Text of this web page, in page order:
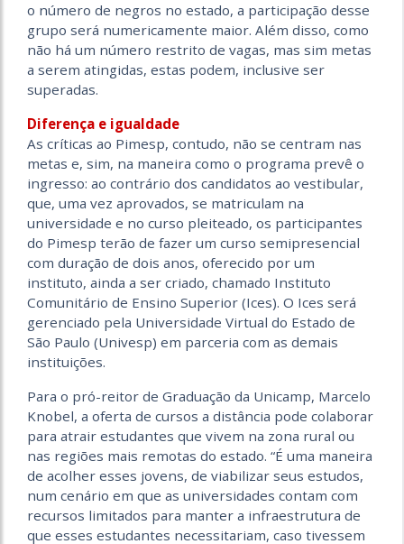
o número de negros no estado, a participação desse
grupo será numericamente maior. Além disso, como
não há um número restrito de vagas, mas sim metas
a serem atingidas, estas podem, inclusive ser
superadas.
Diferença e igualdade
As críticas ao Pimesp, contudo, não se centram nas
metas e, sim, na maneira como o programa prevê o
ingresso: ao contrário dos candidatos ao vestibular,
que, uma vez aprovados, se matriculam na
universidade e no curso pleiteado, os participantes
do Pimesp terão de fazer um curso semipresencial
com duração de dois anos, oferecido por um
instituto, ainda a ser criado, chamado Instituto
Comunitário de Ensino Superior (Ices). O Ices será
gerenciado pela Universidade Virtual do Estado de
São Paulo (Univesp) em parceria com as demais
instituições.
Para o pró-reitor de Graduação da Unicamp, Marcelo
Knobel, a oferta de cursos a distância pode colaborar
para atrair estudantes que vivem na zona rural ou
nas regiões mais remotas do estado. “É uma maneira
de acolher esses jovens, de viabilizar seus estudos,
num cenário em que as universidades contam com
recursos limitados para manter a infraestrutura de
que esses estudantes necessitariam, caso tivessem